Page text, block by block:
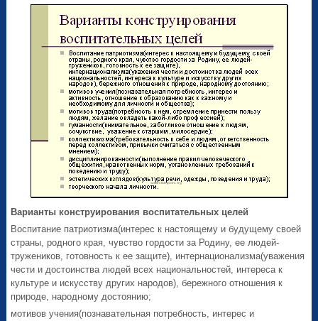
Варианты конструирования воспитательных целей
Воспитание патриотизма(интерес к настоящему и будущему своей
страны, родного края, чувство гордости за Родину, ее людей-
тружеников, готовность к ее защите), интернационализма(уважения
чести и достоинства людей всех национальностей, интереса к
культуре и искусству других народов), бережного отношения к
природе, народному достоянию;
мотивов учения(познавательная потребность, интерес и